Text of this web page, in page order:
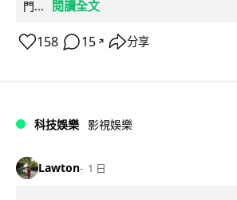
門...
閱讀全文
158 15 ↗ 分享
科技娛樂 影視娛樂
Lawton 1 日